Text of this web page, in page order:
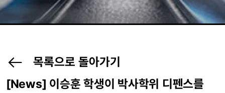
목록으로 돌아가기
[News] 이승훈 학생이 박사학위 디펜스를